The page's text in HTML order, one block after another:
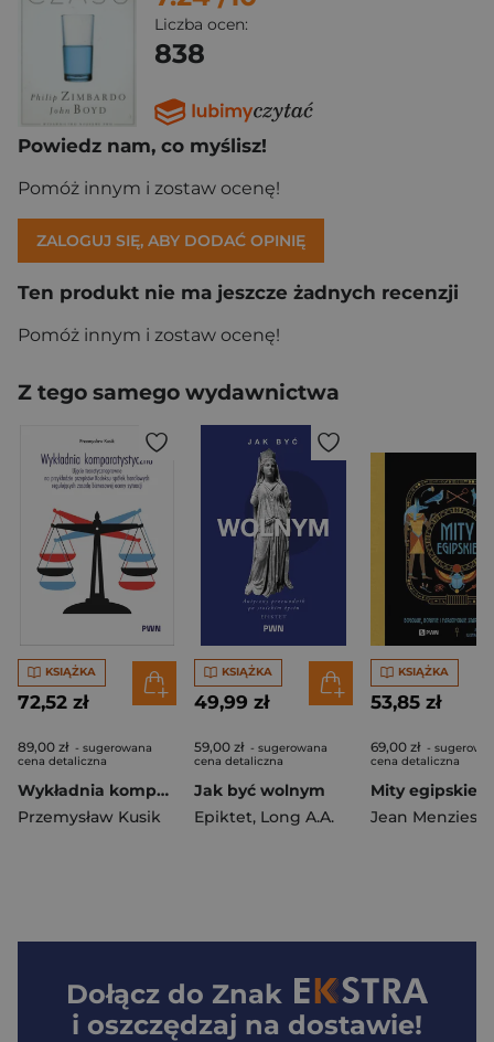
Liczba ocen:
838
Powiedz nam, co myślisz!
Pomóż innym i zostaw ocenę!
ZALOGUJ SIĘ, ABY DODAĆ OPINIĘ
Ten produkt nie ma jeszcze żadnych recenzji
Pomóż innym i zostaw ocenę!
Z tego samego wydawnictwa
KSIĄŻKA
72,52 zł
89,00 zł - sugerowana
cena detaliczna
Wykładnia komparatystyczna
Przemysław Kusik
KSIĄŻKA
49,99 zł
59,00 zł - sugerowana
cena detaliczna
Jak być wolnym
Epiktet, Long A.A.
KSIĄŻKA
53,85 zł
69,00 zł -
cena detaliczna
Mity egipskie
Jean Menzies
Dołącz do Znak
i oszczędzaj na dostawie!